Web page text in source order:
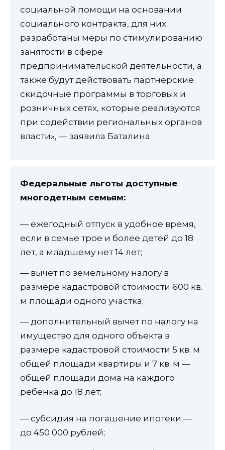
социальной помощи на основании
социального контракта, для них
разработаны меры по стимулированию
занятости в сфере
предпринимательской деятельности, а
также будут действовать партнерские
скидочные программы в торговых и
розничных сетях, которые реализуются
при содействии региональных органов
власти», — заявила Баталина.
Федеральные льготы доступные
многодетным семьям:
— ежегодный отпуск в удобное время,
если в семье трое и более детей до 18
лет, а младшему нет 14 лет;
— вычет по земельному налогу в
размере кадастровой стоимости 600 кв.
м площади одного участка;
— дополнительный вычет по налогу на
имущество для одного объекта в
размере кадастровой стоимости 5 кв. м
общей площади квартиры и 7 кв. м —
общей площади дома на каждого
ребенка до 18 лет;
— субсидия на погашение ипотеки —
до 450 000 рублей;